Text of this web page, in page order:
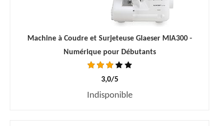
Machine à Coudre et Surjeteuse Glaeser MIA300 -
Numérique pour Débutants
3,0/5
Indisponible